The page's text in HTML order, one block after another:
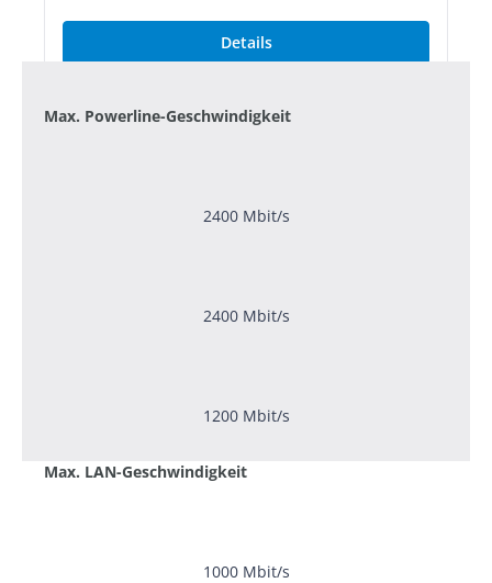
Details
Max. Powerline-Geschwindigkeit
2400 Mbit/s
2400 Mbit/s
1200 Mbit/s
Max. LAN-Geschwindigkeit
1000 Mbit/s